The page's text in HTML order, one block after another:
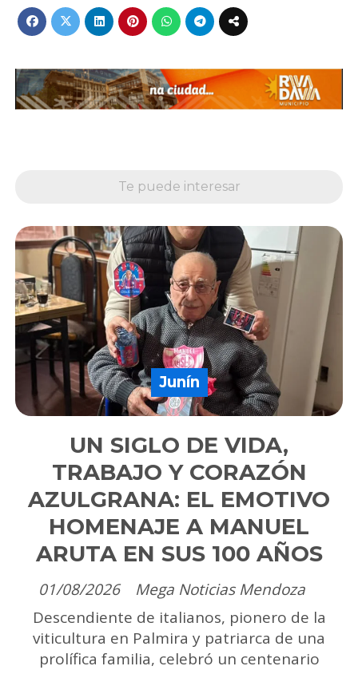
Te puede interesar
UN SIGLO DE VIDA,
TRABAJO Y CORAZÓN
AZULGRANA: EL EMOTIVO
HOMENAJE A MANUEL
ARUTA EN SUS 100 AÑOS
Mega Noticias Mendoza
Junín
01/08/2026
Descendiente de italianos, pionero de la
viticultura en Palmira y patriarca de una
prolífica familia, celebró un centenario